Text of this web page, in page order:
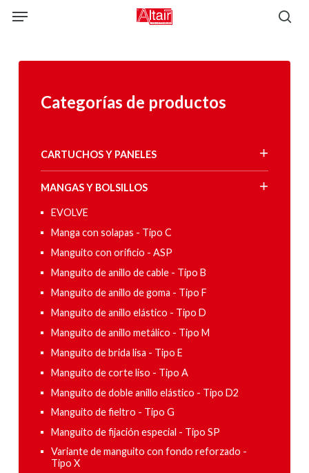
content
Menu
Categorías de productos
CARTUCHOS Y PANELES
MANGAS Y BOLSILLOS
EVOLVE
Manga con solapas - Tipo C
Manguito con orificio - ASP
Manguito de anillo de cable - Tipo B
Manguito de anillo de goma - Tipo F
Manguito de anillo elástico - Tipo D
Manguito de anillo metálico - Tipo M
Manguito de brida lisa - Tipo E
Manguito de corte liso - Tipo A
Manguito de doble anillo elástico - Tipo D2
Manguito de fieltro - Tipo G
Manguito de fijación especial - Tipo SP
Variante de manguito con fondo reforzado -
Tipo X